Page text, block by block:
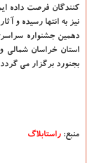
كنندگان فرصت داده
نیز به انتها رسیده و
دهمین جشنواره
استان خراسان شمالی
بجنورد برگزار می
منبع: راستابلاگ